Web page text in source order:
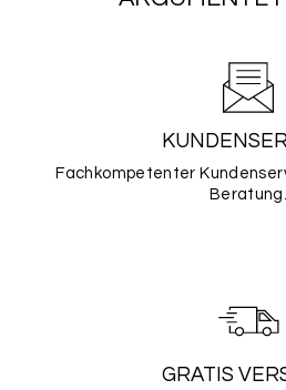
Fachkompetenter
Beratung.
GRATIS